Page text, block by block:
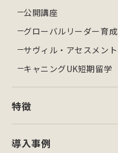
公開講座
グローバルリーダー育成
サヴィル・アセスメント
キャニングUK短期留学
特徴
導入事例